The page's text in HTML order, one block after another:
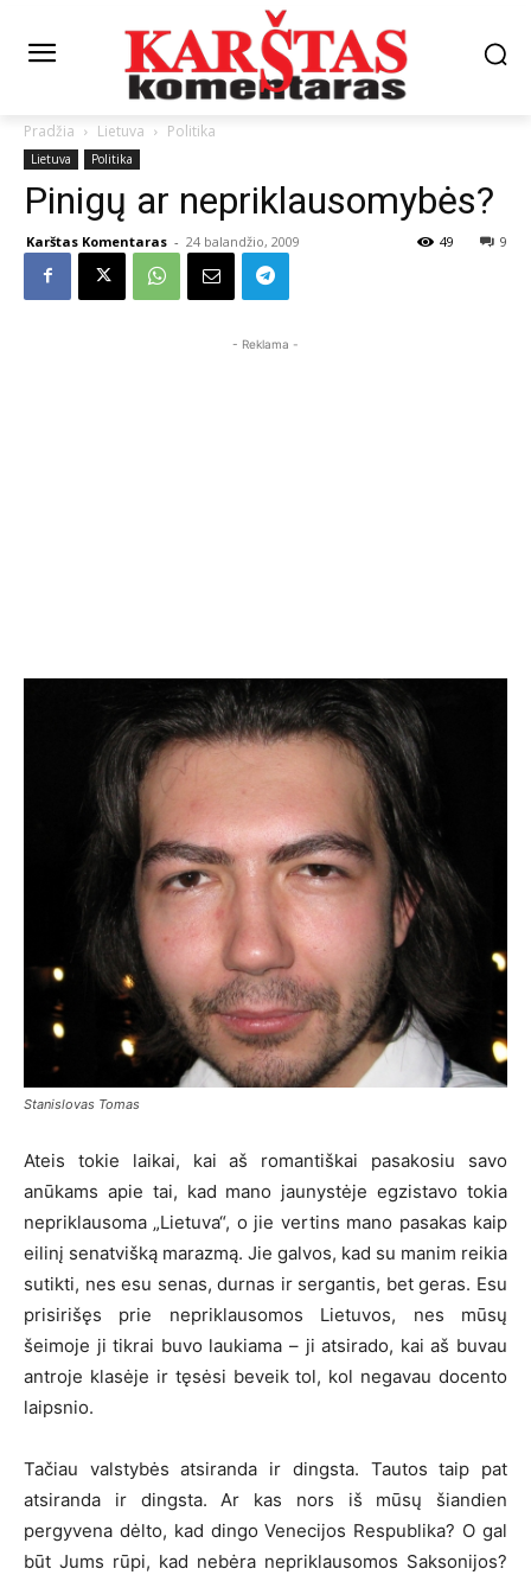
Pradžia Lietuva Politika
Lietuva Politika
Pinigų ar nepriklausomybės?
Karštas Komentaras - 24 balandžio, 2009 9
49
- Reklama -
Stanislovas Tomas
Ateis tokie laikai, kai aš romantiškai pasakosiu savo
anūkams apie tai, kad mano jaunystėje egzistavo tokia
nepriklausoma „Lietuva“, o jie vertins mano pasakas kaip
eilinį senatvišką marazmą. Jie galvos, kad su manim reikia
sutikti, nes esu senas, durnas ir sergantis, bet geras. Esu
prisirišęs prie nepriklausomos Lietuvos, nes mūsų
šeimoje ji tikrai buvo laukiama – ji atsirado, kai aš buvau
antroje klasėje ir tęsėsi beveik tol, kol negavau docento
laipsnio.
Tačiau valstybės atsiranda ir dingsta. Tautos taip pat
atsiranda ir dingsta. Ar kas nors iš mūsų šiandien
pergyvena dėlto, kad dingo Venecijos Respublika? O gal
būt Jums rūpi, kad nebėra nepriklausomos Saksonijos?